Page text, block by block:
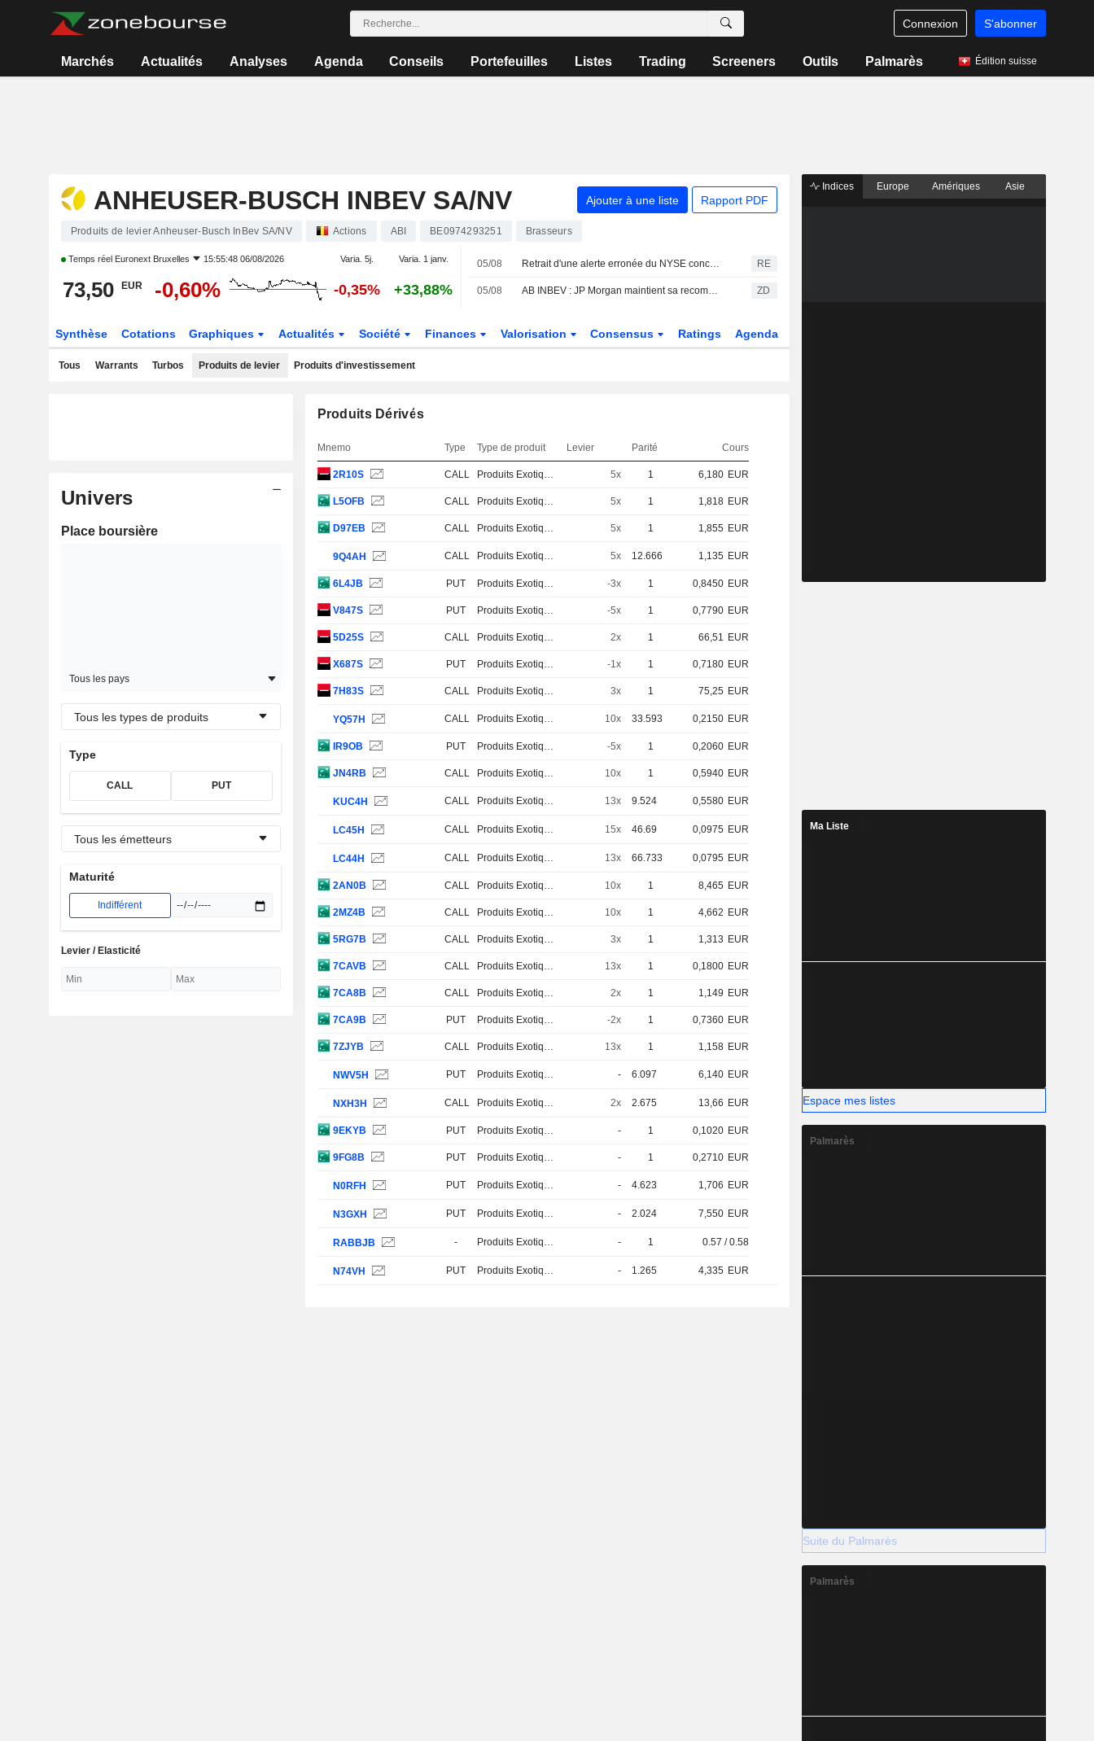
Connexion S'abonner
Marchés Actualités Analyses Agenda Conseils Portefeuilles Listes Trading Screeners Outils Palmarès Édition suisse
ANHEUSER-BUSCH INBEV SA/NV Ajouter à une liste Rapport PDF
Produits de levier Anheuser-Busch InBev SA/NV Actions ABI BE0974293251 Brasseurs
Temps réel Euronext Bruxelles 15:55:48 06/08/2026 Varia. 5j. Varia. 1 janv.
73,50 EUR -0,60% -0,35% +33,88%
05/08 Retrait d'une alerte erronée du NYSE concernant plusieurs sociétés RE
05/08 AB INBEV : JP Morgan maintient sa recommandation à l'achat ZD
Synthèse Cotations Graphiques Actualités Société Finances Valorisation Consensus Ratings Agenda
Tous Warrants Turbos Produits de levier Produits d'investissement
Univers
Place boursière
Tous les pays
Tous les types de produits
Type
CALL PUT
Tous les émetteurs
Maturité
Indifférent
Levier / Elasticité
Produits Dérivés
Mnemo Type Type de produit Levier Parité Cours
2R10S CALL Produits Exotiques 5x 1 6,180 EUR
L5OFB CALL Produits Exotiques 5x 1 1,818 EUR
D97EB CALL Produits Exotiques 5x 1 1,855 EUR
9Q4AH CALL Produits Exotiques 5x 12.666 1,135 EUR
6L4JB PUT Produits Exotiques -3x 1 0,8450 EUR
V847S PUT Produits Exotiques -5x 1 0,7790 EUR
5D25S CALL Produits Exotiques 2x 1 66,51 EUR
X687S PUT Produits Exotiques -1x 1 0,7180 EUR
7H83S CALL Produits Exotiques 3x 1 75,25 EUR
YQ57H CALL Produits Exotiques 10x 33.593 0,2150 EUR
IR9OB PUT Produits Exotiques -5x 1 0,2060 EUR
JN4RB CALL Produits Exotiques 10x 1 0,5940 EUR
KUC4H CALL Produits Exotiques 13x 9.524 0,5580 EUR
LC45H CALL Produits Exotiques 15x 46.69 0,0975 EUR
LC44H CALL Produits Exotiques 13x 66.733 0,0795 EUR
2AN0B CALL Produits Exotiques 10x 1 8,465 EUR
2MZ4B CALL Produits Exotiques 10x 1 4,662 EUR
5RG7B CALL Produits Exotiques 3x 1 1,313 EUR
7CAVB CALL Produits Exotiques 13x 1 0,1800 EUR
7CA8B CALL Produits Exotiques 2x 1 1,149 EUR
7CA9B PUT Produits Exotiques -2x 1 0,7360 EUR
7ZJYB CALL Produits Exotiques 13x 1 1,158 EUR
NWV5H PUT Produits Exotiques - 6.097 6,140 EUR
NXH3H CALL Produits Exotiques 2x 2.675 13,66 EUR
9EKYB PUT Produits Exotiques - 1 0,1020 EUR
9FG8B PUT Produits Exotiques - 1 0,2710 EUR
N0RFH PUT Produits Exotiques - 4.623 1,706 EUR
N3GXH PUT Produits Exotiques - 2.024 7,550 EUR
RABBJB - Produits Exotiques - 1 0.57 / 0.58
N74VH PUT Produits Exotiques - 1.265 4,335 EUR
Indices Europe Amériques Asie
Ma Liste
Espace mes listes
Palmarès
Suite du Palmarès
Palmarès